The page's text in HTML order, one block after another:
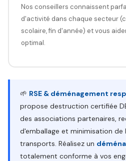
Nos conseillers connaissent
d'activité dans chaque secteur
scolaire, fin d'année) et vous
optimal.
🌱 RSE & déménagement
propose destruction certifiée
des associations partenaires,
d'emballage et minimisation
transports. Réalisez un
totalement conforme à vos